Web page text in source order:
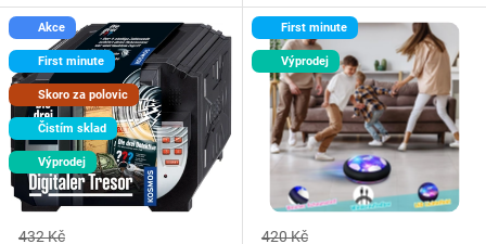
Akce
First minute
Skoro za polovic
Čistím sklad
Výprodej
432 Kč
First minute
Výprodej
420 Kč